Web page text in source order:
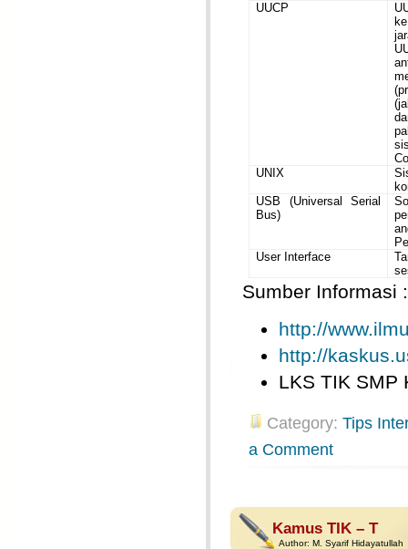
UUCP
UNIX
USB (Universal Serial
Bus)
User Interface
Sumber Informasi :
http://
http://
LKS TIK SMP
Category: Tips
a Comment
Kamus TIK – T
Author: M. Syarif Hidayatullah